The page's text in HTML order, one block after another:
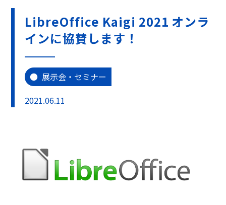
LibreOffice Kaigi 2021 オンラ
インに協賛します！
展示会・セミナー
2021.06.11